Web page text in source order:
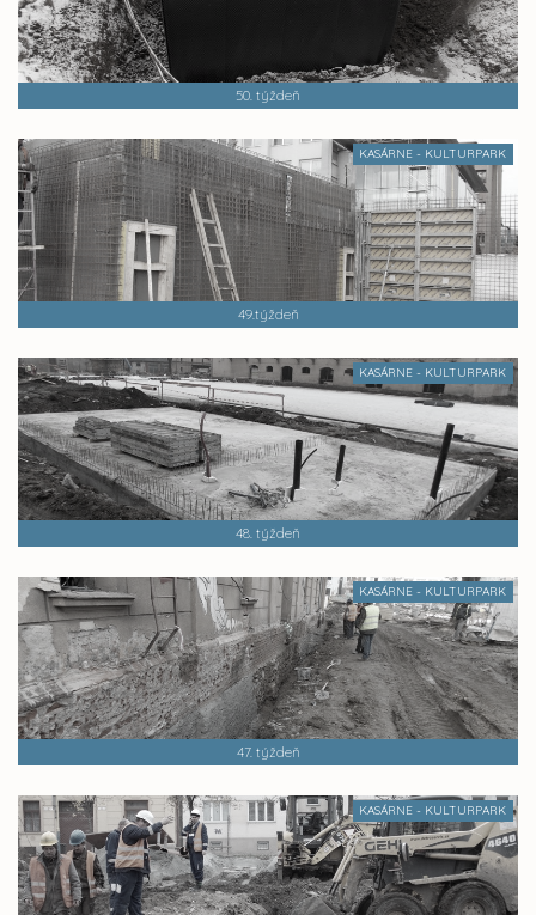
50. týždeň
KASÁRNE - KULTURPARK
49.týždeň
KASÁRNE - KULTURPARK
48. týždeň
KASÁRNE - KULTURPARK
47. týždeň
KASÁRNE - KULTURPARK